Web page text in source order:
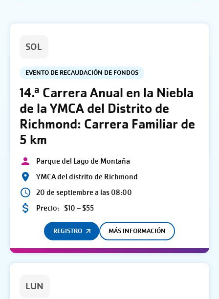
SOL
EVENTO DE RECAUDACIÓN DE FONDOS
14.ª Carrera Anual en la Niebla
de la YMCA del Distrito de
Richmond: Carrera Familiar de
5 km
Parque del Lago de Montaña
YMCA del distrito de Richmond
20 de septiembre a las 08:00
Precio: $10 – $55
REGISTRO MÁS INFORMACIÓN
LUN